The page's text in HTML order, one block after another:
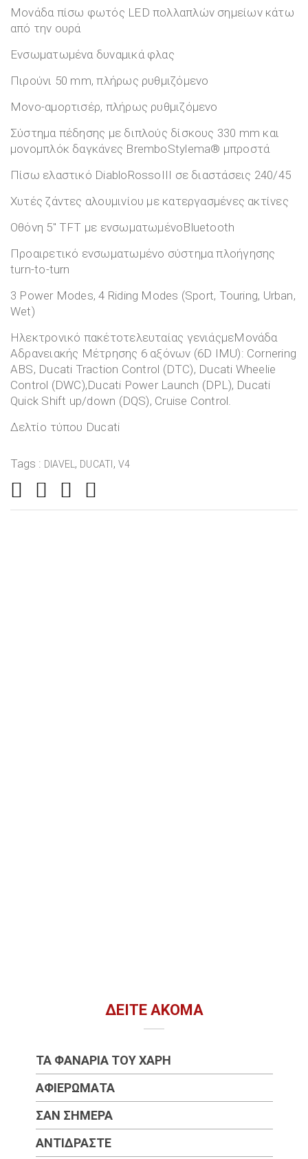
Μονάδα πίσω φωτός LED πολλαπλών σημείων κάτω
από την ουρά
Ενσωματωμένα δυναμικά φλας
Πιρούνι 50 mm, πλήρως ρυθμιζόμενο
Μονο-αμορτισέρ, πλήρως ρυθμιζόμενο
Σύστημα πέδησης με διπλούς δίσκους 330 mm και
μονομπλόκ δαγκάνες BremboStylema® μπροστά
Πίσω ελαστικό DiabloRossoIII σε διαστάσεις 240/45
Χυτές ζάντες αλουμινίου με κατεργασμένες ακτίνες
Οθόνη 5″ TFT με ενσωματωμένοBluetooth
Προαιρετικό ενσωματωμένο σύστημα πλοήγησης
turn-to-turn
3 Power Modes, 4 Riding Modes (Sport, Touring, Urban,
Wet)
Ηλεκτρονικό πακέτοτελευταίας γενιάςμεΜονάδα
Αδρανειακής Μέτρησης 6 αξόνων (6D IMU): Cornering
ABS, Ducati Traction Control (DTC), Ducati Wheelie
Control (DWC),Ducati Power Launch (DPL), Ducati
Quick Shift up/down (DQS), Cruise Control.
Δελτίο τύπου Ducati
Tags : DIAVEL, DUCATI , V4
ΔΕΊΤΕ ΑΚΌΜΑ
ΤΑ ΦΑΝΆΡΙΑ ΤΟΥ ΧΆΡΗ
ΑΦΙΕΡΏΜΑΤΑ
ΣΑΝ ΣΉΜΕΡΑ
ΑΝΤΙΔΡΆΣΤΕ